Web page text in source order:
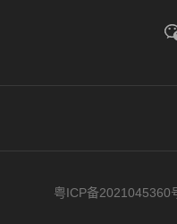
粤ICP备2021045360